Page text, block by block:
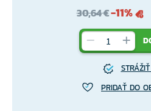
30,64 €-11%
PRIDAŤ DO